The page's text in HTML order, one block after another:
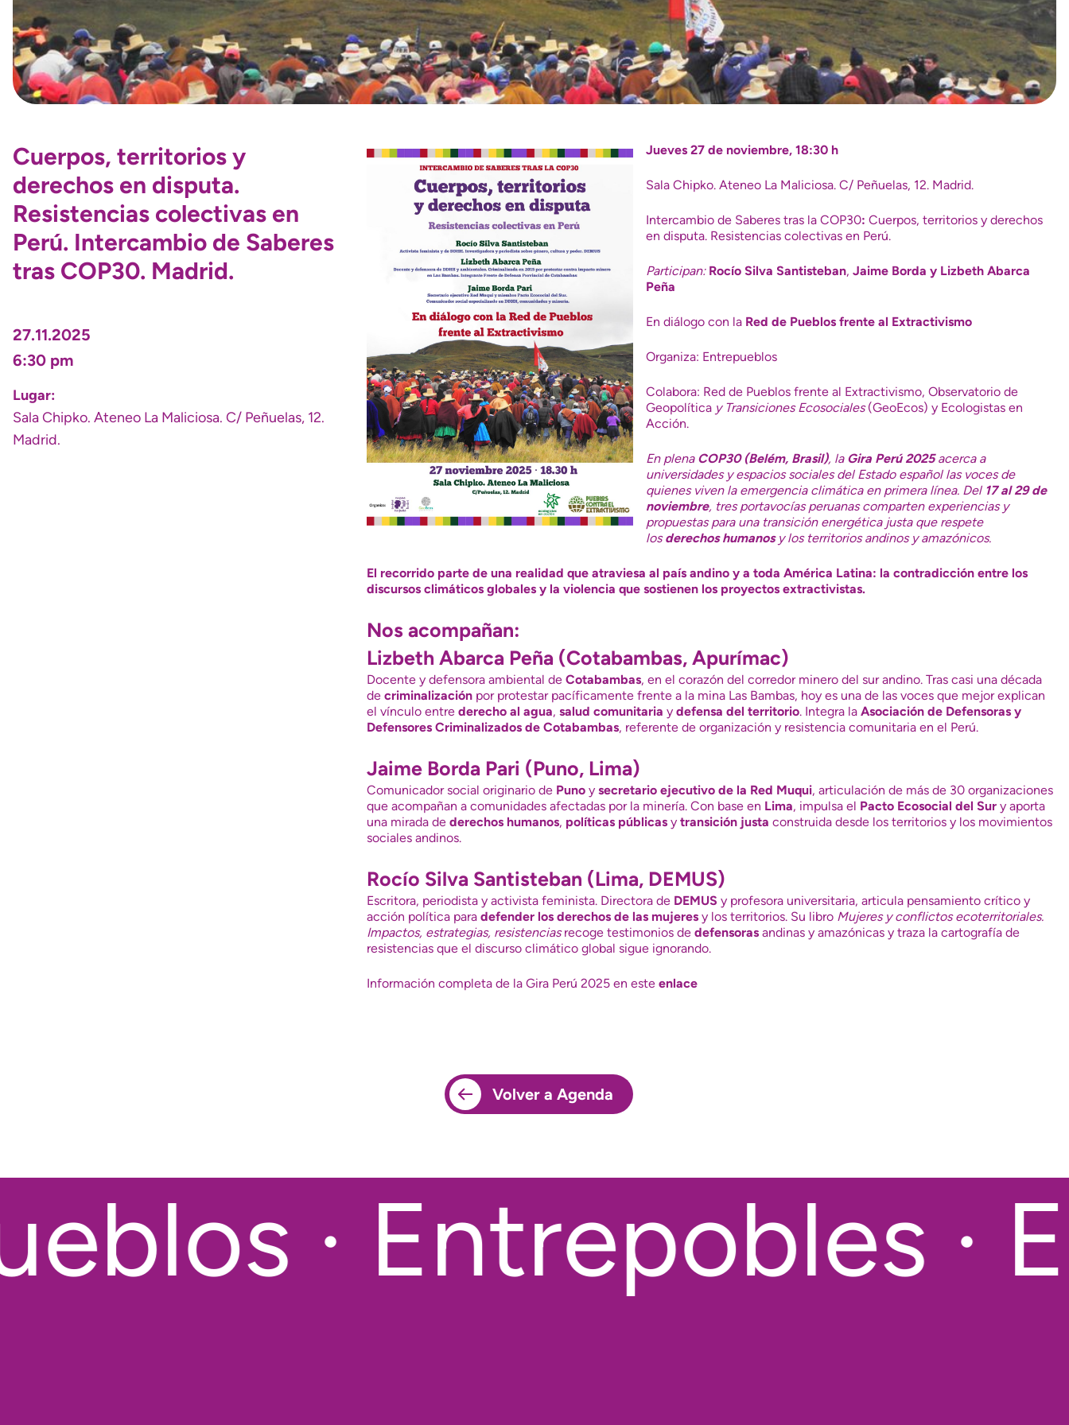
Cuerpos, territorios y
derechos en disputa.
Resistencias colectivas en
Perú. Intercambio de Saberes
tras COP30. Madrid.
27.11.2025
6:30 pm
Lugar:
Sala Chipko. Ateneo La Maliciosa. C/ Peñuelas, 12.
Madrid.
Jueves 27 de noviembre, 18:30 h
Sala Chipko. Ateneo La Maliciosa. C/ Peñuelas, 12. Madrid.
Intercambio de Saberes tras la COP30: Cuerpos, territorios y derechos
en disputa. Resistencias colectivas en Perú.
Participan: Rocío Silva Santisteban,Jaime Borda y Lizbeth Abarca
Peña
En diálogo con la Red de Pueblos frente al Extractivismo
Organiza: Entrepueblos
Colabora: Red de Pueblos frente al Extractivismo, Observatorio de
Geopolítica y Transiciones Ecosociales(GeoEcos) y Ecologistas en
Acción.
En plena COP30 (Belém, Brasil), la Gira Perú 2025acerca a
universidades y espacios sociales del Estado español las voces de
quienes viven la emergencia climática en primera línea. Del 17 al 29 de
noviembre, tres portavocías peruanas comparten experiencias y
propuestas para una transición energética justa que respete
losderechos humanosy los territorios andinos y amazónicos.
El recorrido parte de una realidad que atraviesa al país andino y a toda América Latina: la contradicción entre los
discursos climáticos globales y la violencia que sostienen los proyectos extractivistas.
Nos acompañan:
Lizbeth Abarca Peña (Cotabambas, Apurímac)
Docente y defensora ambiental deCotabambas, en el corazón del corredor minero del sur andino. Tras casi una década
decriminalización por protestar pacíficamente frente a la mina Las Bambas, hoy es una de las voces que mejor explican
el vínculo entrederecho al agua,salud comunitaria ydefensa del territorio. Integra laAsociación de Defensoras y
Defensores Criminalizados de Cotabambas, referente de organización y resistencia comunitaria en el Perú.
Jaime Borda Pari (Puno, Lima)
Comunicador social originario de Puno ysecretario ejecutivo de la Red Muqui, articulación de más de 30 organizaciones
que acompañan a comunidades afectadas por la minería. Con base en Lima, impulsa el Pacto Ecosocial del Sur y aporta
una mirada dederechos humanos, políticas públicas ytransición justa construida desde los territorios y los movimientos
sociales andinos.
Rocío Silva Santisteban (Lima, DEMUS)
Escritora, periodista y activista feminista. Directora de DEMUS y profesora universitaria, articula pensamiento crítico y
acción política paradefender los derechos de las mujeres y los territorios. Su libro Mujeres y conflictos ecoterritoriales.
Impactos, estrategias, resistenciasrecoge testimonios dedefensoras andinas y amazónicas y traza la cartografía de
resistencias que el discurso climático global sigue ignorando.
Información completa de la Gira Perú 2025 en este enlace
Volver a Agenda
· Entrepobles ·